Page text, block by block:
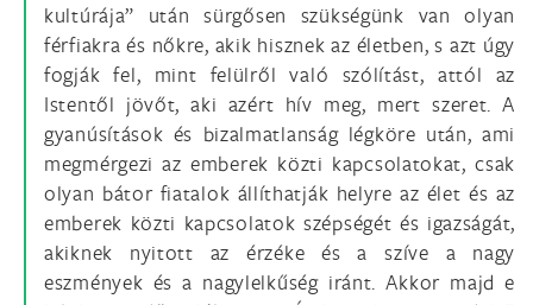
kultúrája” után sürgősen szükségünk van olyan
férfiakra és nőkre, akik hisznek az életben, s azt úgy
fogják fel, mint felülről való szólítást, attól az
Istentől jövőt, aki azért hív meg, mert szeret. A
gyanúsítások és bizalmatlanság légköre után, ami
megmérgezi az emberek közti kapcsolatokat, csak
olyan bátor fiatalok állíthatják helyre az élet és az
emberek közti kapcsolatok szépségét és igazságát,
akiknek nyitott az érzéke és a szíve a nagy
eszmények és a nagylelkűség iránt. Akkor majd e